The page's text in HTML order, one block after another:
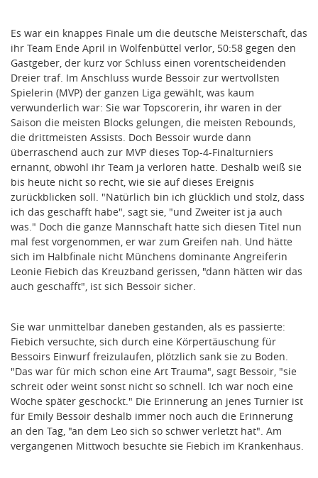
Es war ein knappes Finale um die deutsche Meisterschaft, das
ihr Team Ende April in Wolfenbüttel verlor, 50:58 gegen den
Gastgeber, der kurz vor Schluss einen vorentscheidenden
Dreier traf. Im Anschluss wurde Bessoir zur wertvollsten
Spielerin (MVP) der ganzen Liga gewählt, was kaum
verwunderlich war: Sie war Topscorerin, ihr waren in der
Saison die meisten Blocks gelungen, die meisten Rebounds,
die drittmeisten Assists. Doch Bessoir wurde dann
überraschend auch zur MVP dieses Top-4-Finalturniers
ernannt, obwohl ihr Team ja verloren hatte. Deshalb weiß sie
bis heute nicht so recht, wie sie auf dieses Ereignis
zurückblicken soll. "Natürlich bin ich glücklich und stolz, dass
ich das geschafft habe", sagt sie, "und Zweiter ist ja auch
was." Doch die ganze Mannschaft hatte sich diesen Titel nun
mal fest vorgenommen, er war zum Greifen nah. Und hätte
sich im Halbfinale nicht Münchens dominante Angreiferin
Leonie Fiebich das Kreuzband gerissen, "dann hätten wir das
auch geschafft", ist sich Bessoir sicher.
Sie war unmittelbar daneben gestanden, als es passierte:
Fiebich versuchte, sich durch eine Körpertäuschung für
Bessoirs Einwurf freizulaufen, plötzlich sank sie zu Boden.
"Das war für mich schon eine Art Trauma", sagt Bessoir, "sie
schreit oder weint sonst nicht so schnell. Ich war noch eine
Woche später geschockt." Die Erinnerung an jenes Turnier ist
für Emily Bessoir deshalb immer noch auch die Erinnerung
an den Tag, "an dem Leo sich so schwer verletzt hat". Am
vergangenen Mittwoch besuchte sie Fiebich im Krankenhaus.